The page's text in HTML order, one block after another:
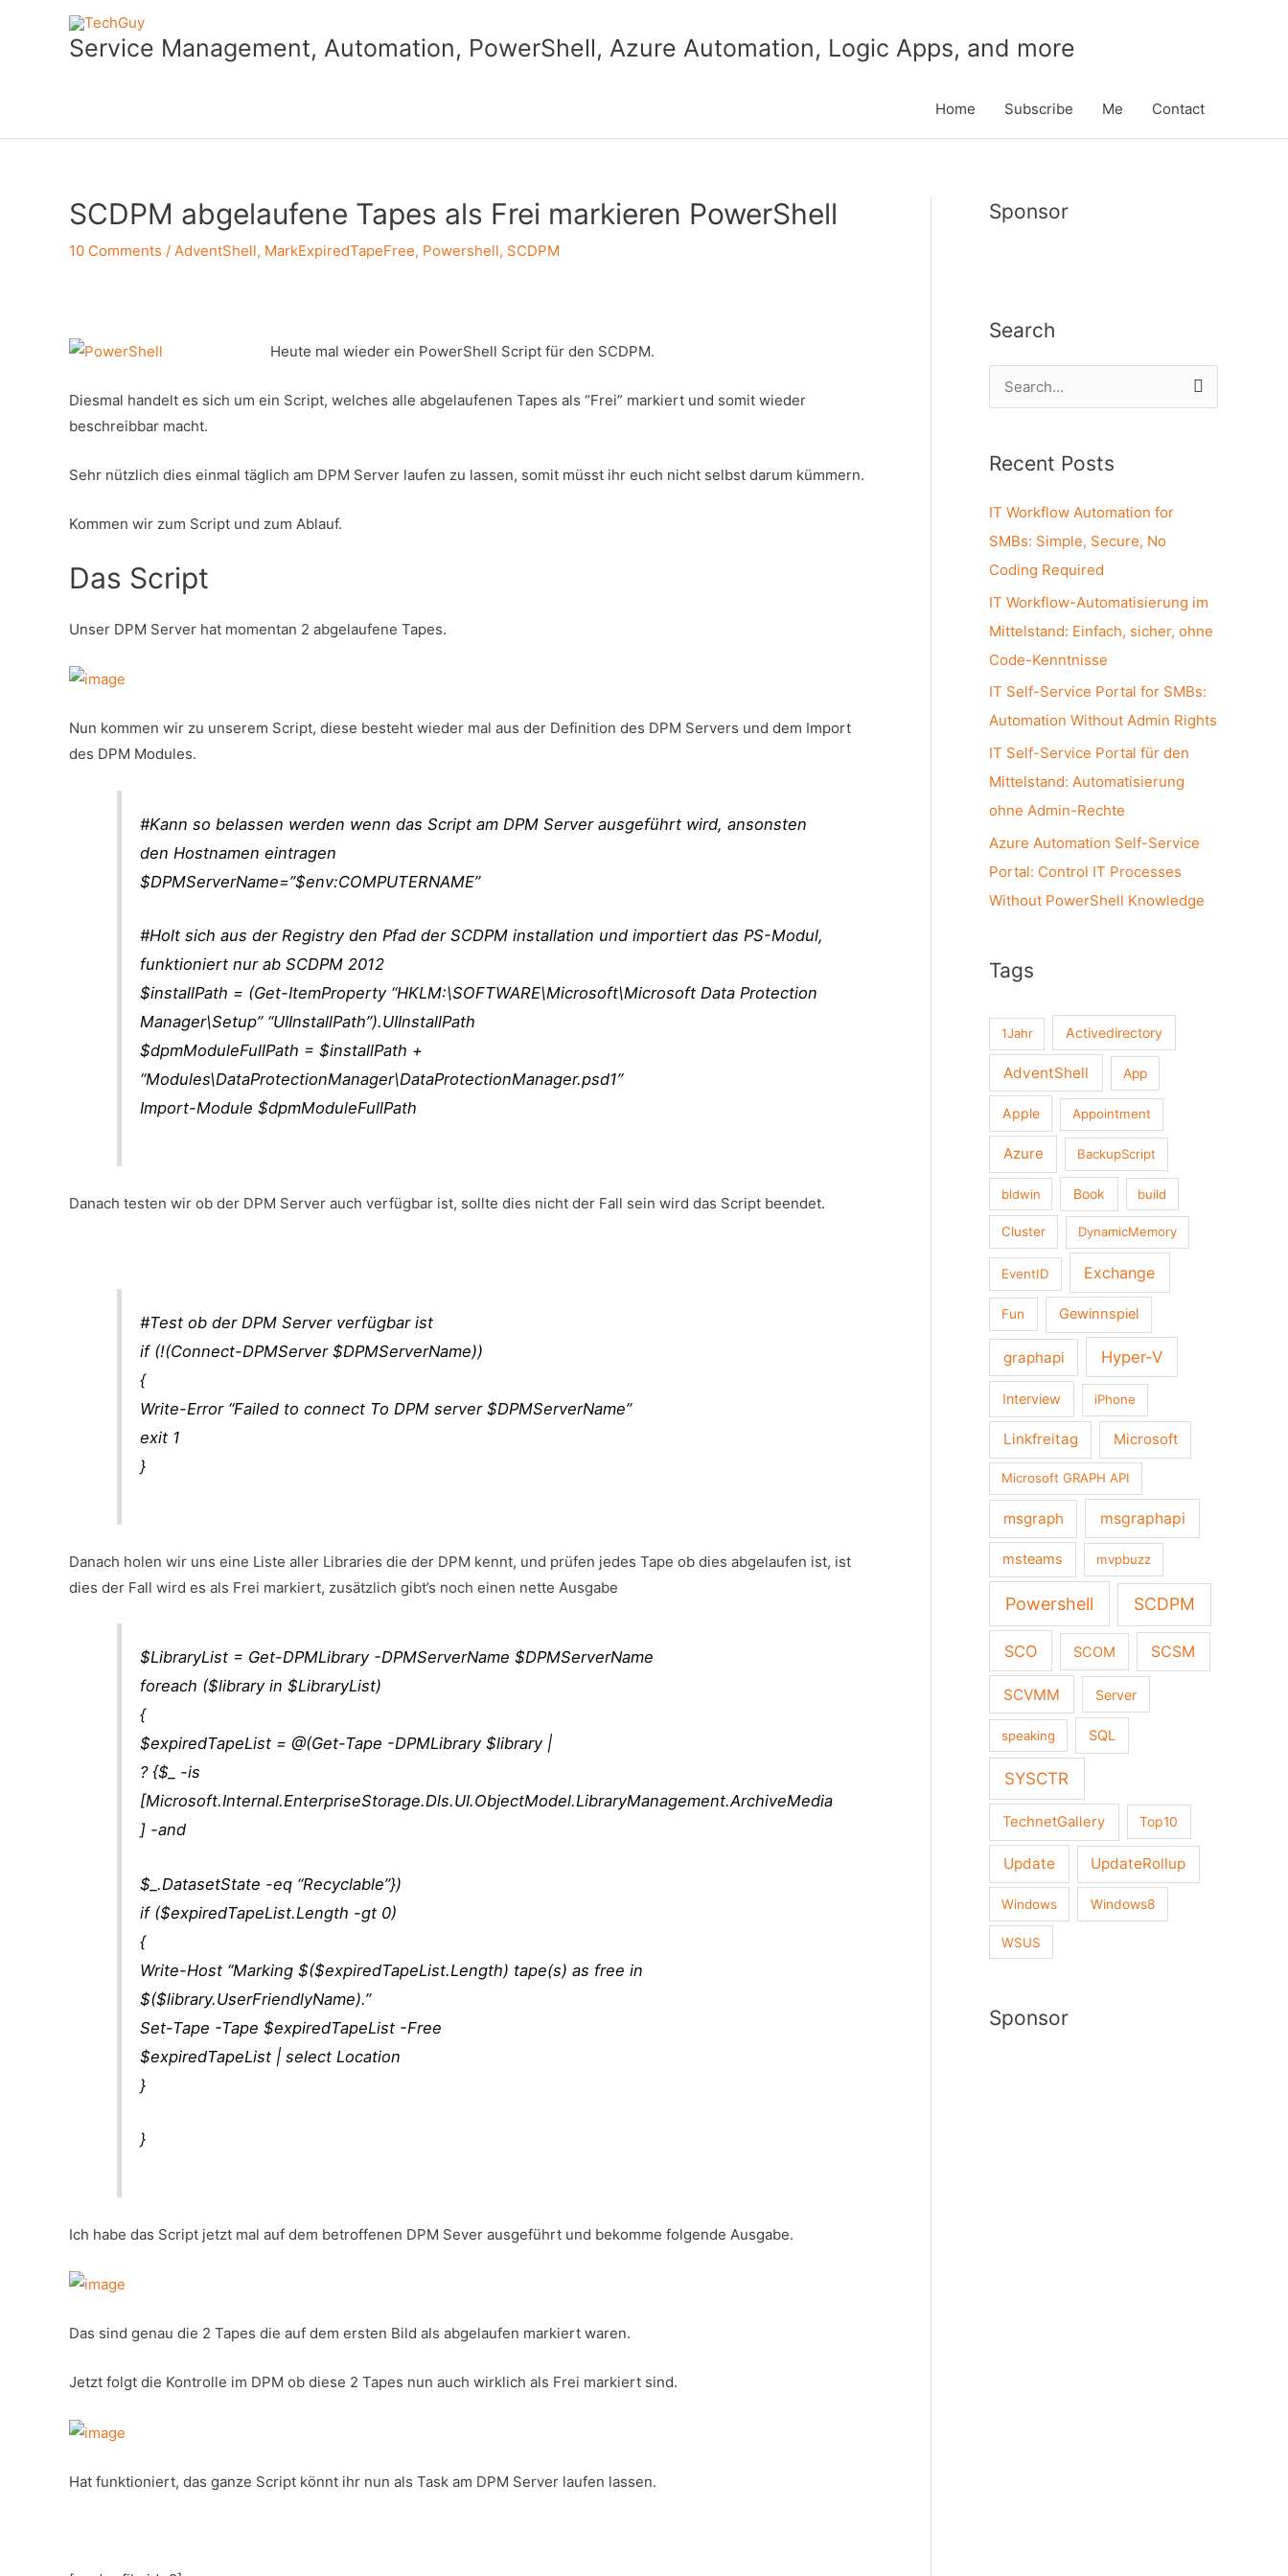
Service Management, Automation, PowerShell, Azure Automation, Logic Apps, and more
Home Subscribe Me Contact
SCDPM abgelaufene Tapes als Frei markieren PowerShell
10 Comments / AdventShell, MarkExpiredTapeFree, Powershell, SCDPM
Heute mal wieder ein PowerShell Script für den SCDPM.
Diesmal handelt es sich um ein Script, welches alle abgelaufenen Tapes als “Frei” markiert und somit wieder
beschreibbar macht.
Sehr nützlich dies einmal täglich am DPM Server laufen zu lassen, somit müsst ihr euch nicht selbst darum kümmern.
Kommen wir zum Script und zum Ablauf.
Das Script
Unser DPM Server hat momentan 2 abgelaufene Tapes.
Nun kommen wir zu unserem Script, diese besteht wieder mal aus der Definition des DPM Servers und dem Import
des DPM Modules.
#Kann so belassen werden wenn das Script am DPM Server ausgeführt wird, ansonsten
den Hostnamen eintragen
$DPMServerName=”$env:COMPUTERNAME”
#Holt sich aus der Registry den Pfad der SCDPM installation und importiert das PS-Modul,
funktioniert nur ab SCDPM 2012
$installPath = (Get-ItemProperty “HKLM:\SOFTWARE\Microsoft\Microsoft Data Protection
Manager\Setup” “UIInstallPath”).UIInstallPath
$dpmModuleFullPath = $installPath +
“Modules\DataProtectionManager\DataProtectionManager.psd1”
Import-Module $dpmModuleFullPath
Danach testen wir ob der DPM Server auch verfügbar ist, sollte dies nicht der Fall sein wird das Script beendet.
#Test ob der DPM Server verfügbar ist
if (!(Connect-DPMServer $DPMServerName))
{
Write-Error “Failed to connect To DPM server $DPMServerName”
exit 1
}
Danach holen wir uns eine Liste aller Libraries die der DPM kennt, und prüfen jedes Tape ob dies abgelaufen ist, ist
dies der Fall wird es als Frei markiert, zusätzlich gibt’s noch einen nette Ausgabe
$LibraryList = Get-DPMLibrary -DPMServerName $DPMServerName
foreach ($library in $LibraryList)
{
$expiredTapeList = @(Get-Tape -DPMLibrary $library |
? {$_ -is
[Microsoft.Internal.EnterpriseStorage.Dls.UI.ObjectModel.LibraryManagement.ArchiveMedia
] -and
$_.DatasetState -eq “Recyclable”})
if ($expiredTapeList.Length -gt 0)
{
Write-Host “Marking $($expiredTapeList.Length) tape(s) as free in
$($library.UserFriendlyName).”
Set-Tape -Tape $expiredTapeList -Free
$expiredTapeList | select Location
}
}
Ich habe das Script jetzt mal auf dem betroffenen DPM Sever ausgeführt und bekomme folgende Ausgabe.
Das sind genau die 2 Tapes die auf dem ersten Bild als abgelaufen markiert waren.
Jetzt folgt die Kontrolle im DPM ob diese 2 Tapes nun auch wirklich als Frei markiert sind.
Hat funktioniert, das ganze Script könnt ihr nun als Task am DPM Server laufen lassen.
Sponsor
Search
e
r
h
f
o
r
:
Recent Posts
IT Workflow Automation for
SMBs: Simple, Secure, No
Coding Required
IT Workflow-Automatisierung im
Mittelstand: Einfach, sicher, ohne
Code-Kenntnisse
IT Self-Service Portal for SMBs:
Automation Without Admin Rights
IT Self-Service Portal für den
Mittelstand: Automatisierung
ohne Admin-Rechte
Azure Automation Self-Service
Portal: Control IT Processes
Without PowerShell Knowledge
Tags
1Jahr Activedirectory
AdventShell App
Apple Appointment
Azure BackupScript
bldwin Book build
Cluster DynamicMemory
EventID Exchange
Fun Gewinnspiel
graphapi Hyper-V
Interview iPhone
Linkfreitag Microsoft
Microsoft GRAPH API
msgraph msgraphapi
msteams mvpbuzz
Powershell SCDPM
SCO SCOM SCSM
SCVMM Server
speaking SQL
SYSCTR
TechnetGallery Top10
Update UpdateRollup
Windows Windows8
WSUS
Sponsor